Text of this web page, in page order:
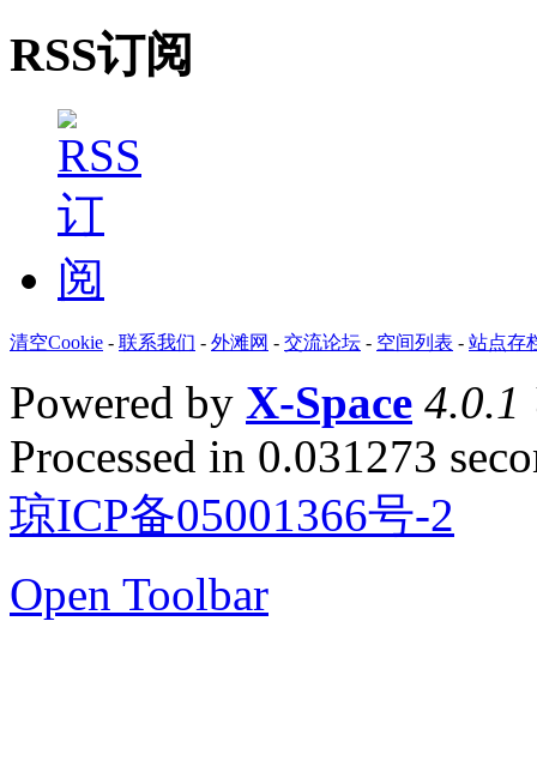
RSS订阅
清空Cookie - 联系我们 - 外滩网 - 交流论坛 - 空间列表 - 站点存
Powered by X-Space 4.0.1
Processed in 0.031273
琼ICP备05001366号-2
Open Toolbar